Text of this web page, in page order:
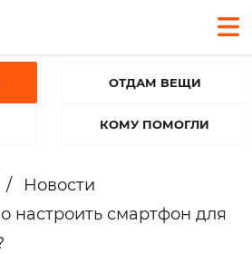
ОТДАМ ВЕЩИ
КОМУ ПОМОГЛИ
/
Новости
настроить смартфон для